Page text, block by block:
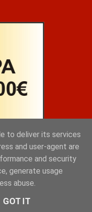
to deliver its services
and user-agent are
and security
generate usage
abuse.
GOT IT